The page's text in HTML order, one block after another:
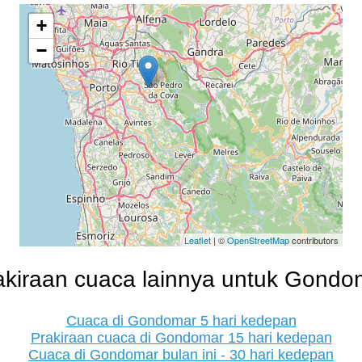
+
−
Leaflet| ©OpenStreetMapcontributors
cuaca lainnya untuk
Cuaca di Gondomar 5 hari kedepan
Prakiraan cuaca di Gondomar 15 hari kedepan
Cuaca di Gondomar bulan ini - 30 hari kedepan